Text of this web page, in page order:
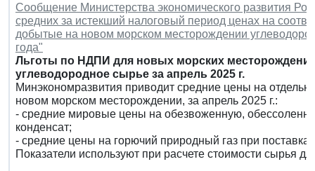
Сообщение Министерства экономического развития
средних за истекший налоговый период ценах на
добытые на новом морском месторождении
года"
Льготы по НДПИ для новых морских
углеводородное сырье за апрель 2025 г.
Минэкономразвития приводит средние цены на
новом морском месторождении, за апрель 2025 г.:
- средние мировые цены на обезвоженную,
конденсат;
- средние цены на горючий природный газ при
Показатели используют при расчете стоимости сырья